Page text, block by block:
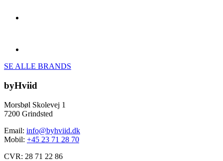
SE ALLE BRANDS
byHviid
Morsbøl Skolevej 1
7200 Grindsted
Email: info@byhviid.dk
Mobil: +45 23 71 28 70
CVR: 28 71 22 86